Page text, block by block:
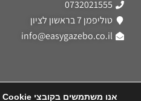
0732021555
טוליפמן 7 בראשון לציון
info@easygazebo.co.il